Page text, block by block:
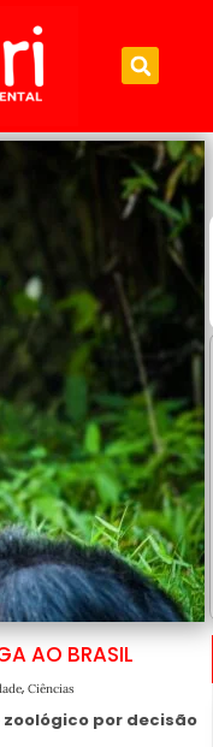
AO BRASIL
, Ciências
por decisão